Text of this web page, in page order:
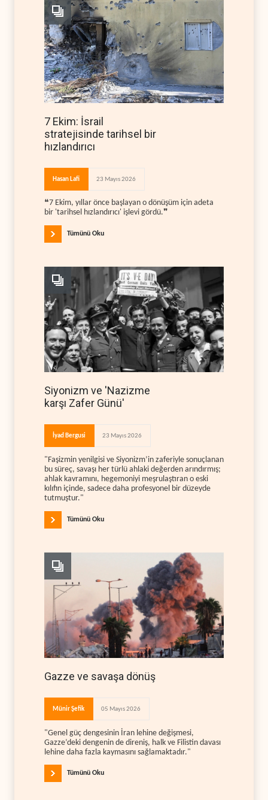
7 Ekim: İsrail
stratejisinde tarihsel bir
hızlandırıcı
Hasan Lafi 23 Mayıs 2026
❝7 Ekim, yıllar önce başlayan o dönüşüm için adeta
bir 'tarihsel hızlandırıcı' işlevi gördü.❞
Tümünü Oku
Siyonizm ve 'Nazizme
karşı Zafer Günü'
İyad Bergusi 23 Mayıs 2026
"Faşizmin yenilgisi ve Siyonizm’in zaferiyle sonuçlanan
bu süreç, savaşı her türlü ahlaki değerden arındırmış;
ahlak kavramını, hegemoniyi meşrulaştıran o eski
kılıfın içinde, sadece daha profesyonel bir düzeyde
tutmuştur."
Tümünü Oku
Gazze ve savaşa dönüş
Münir Şefik 05 Mayıs 2026
"Genel güç dengesinin İran lehine değişmesi,
Gazze’deki dengenin de direniş, halk ve Filistin davası
lehine daha fazla kaymasını sağlamaktadır."
Tümünü Oku